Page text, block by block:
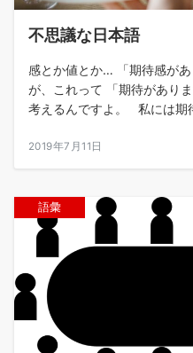
不思議な日本語
感とか値とか… 「期待感が
が、これって 「期待があり
考えるんですよ。 私には期
2019年7月11日
語彙